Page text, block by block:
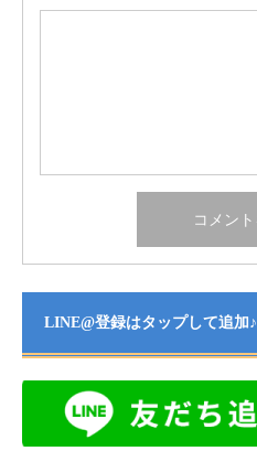
LINE@登録はタップして追加♪